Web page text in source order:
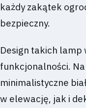
każdy zakątek
bezpieczny.
Design takich lamp
funkcjonalności.
minimalistyczne
w elewację, jak i